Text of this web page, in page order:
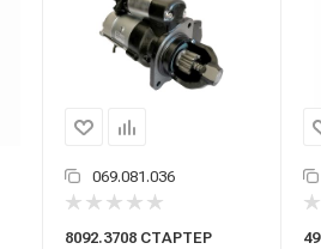
069.081.036
8092.3708 СТАРТЕР